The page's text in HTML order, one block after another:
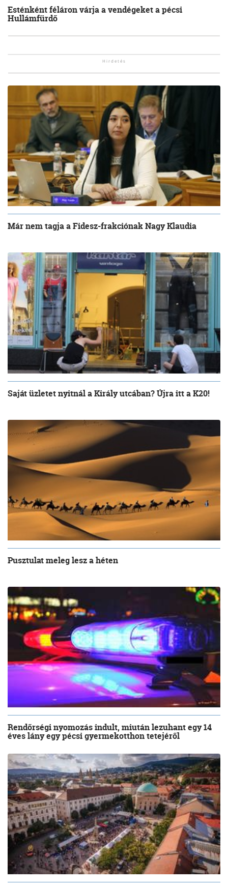
Esténként féláron várja a vendégeket a pécsi
Hullámfürdő
Már nem tagja a Fidesz-frakciónak Nagy Klaudia
Saját üzletet nyitnál a Király utcában? Újra itt a K20!
Pusztulat meleg lesz a héten
Rendőrségi nyomozás indult, miután lezuhant egy 14
éves lány egy pécsi gyermekotthon tetejéről